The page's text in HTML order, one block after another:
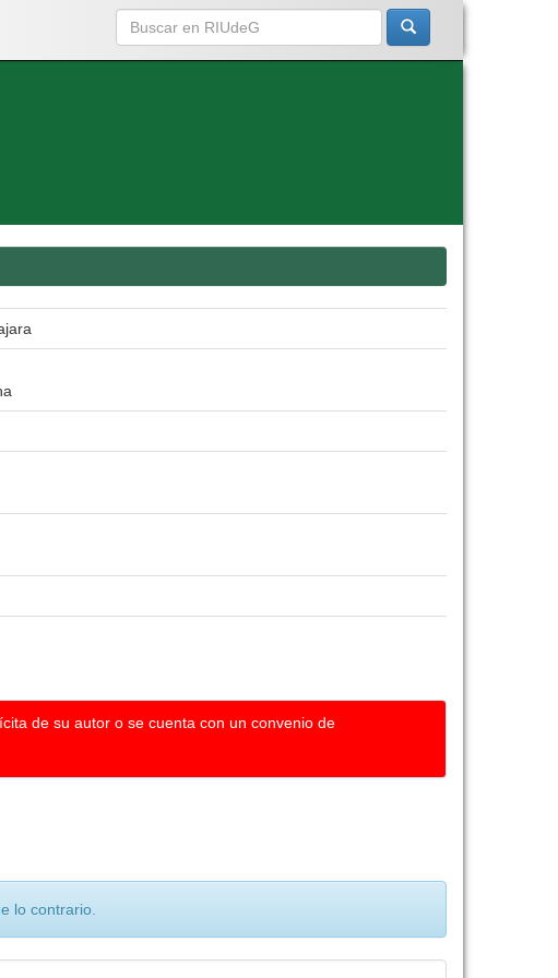
de su autor o se cuenta con un convenio de
lo contrario.